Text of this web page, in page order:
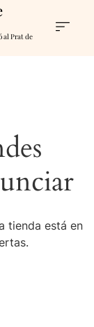
al Prat de
tienda está en